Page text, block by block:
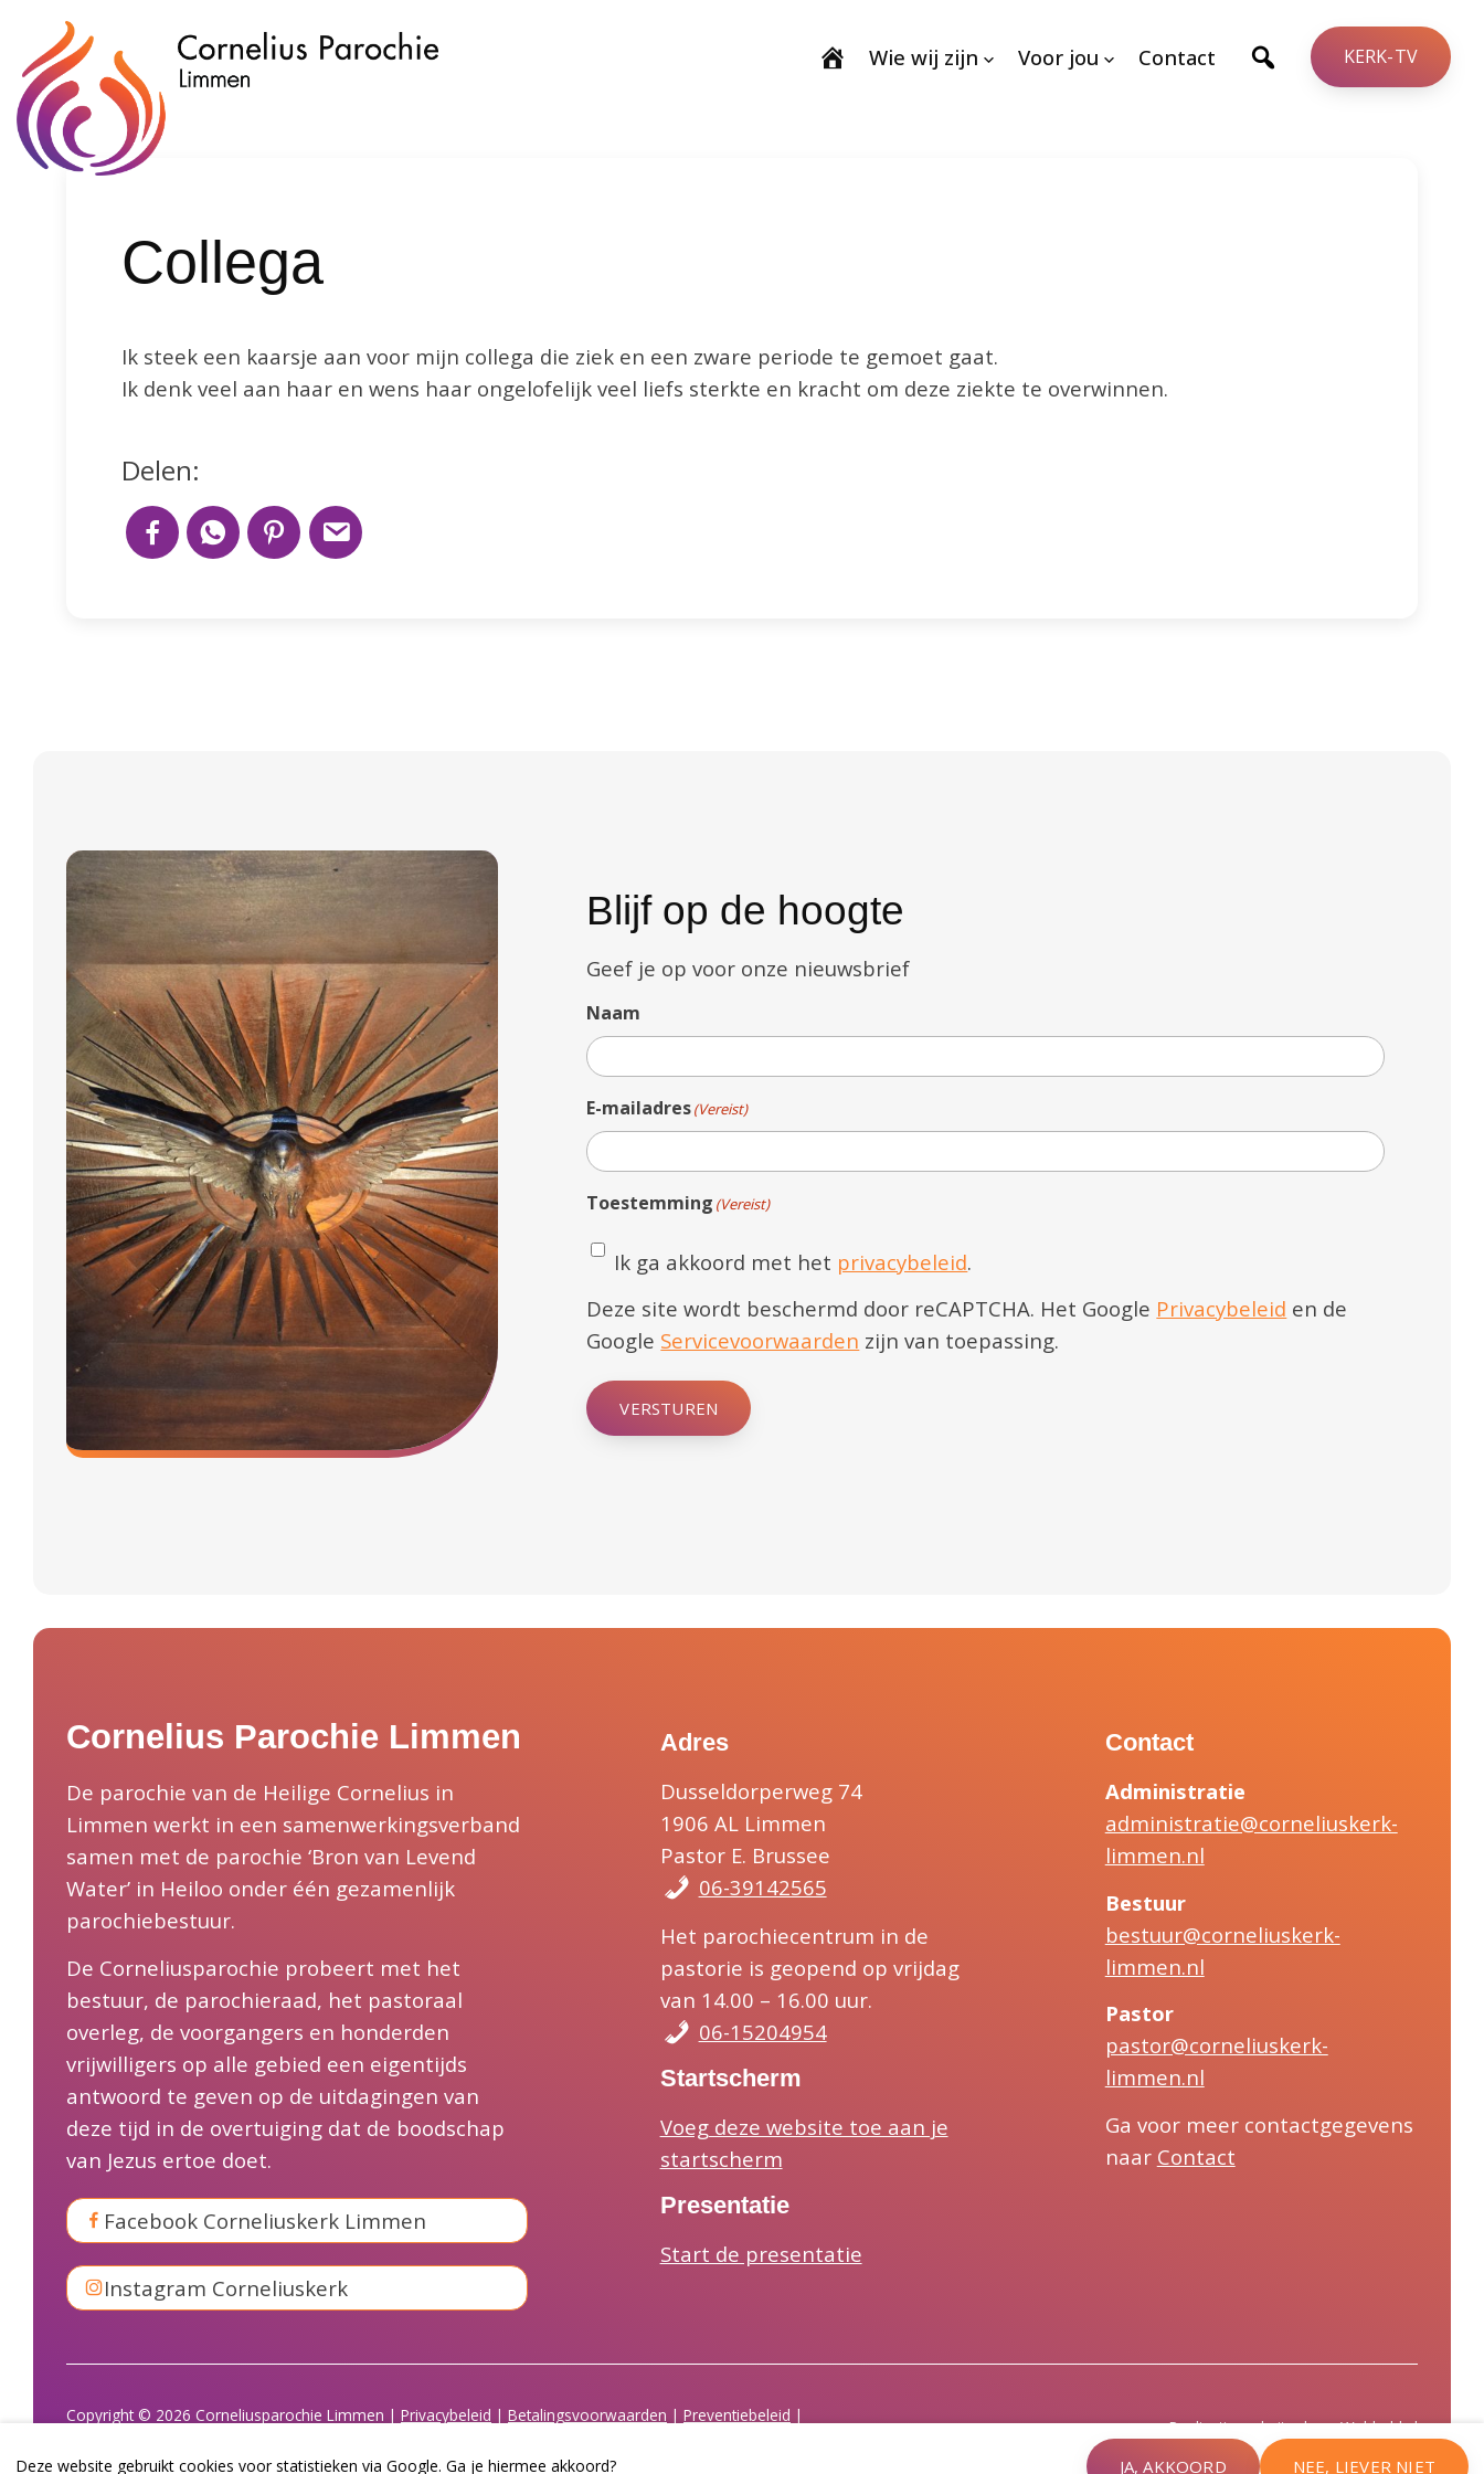
Wie wij zijn Voor jou Contact KERK-TV
Collega
Ik steek een kaarsje aan voor mijn collega die ziek en een zware periode te gemoet gaat.
Ik denk veel aan haar en wens haar ongelofelijk veel liefs sterkte en kracht om deze ziekte te overwinnen.
Delen:
Blijf op de hoogte
Geef je op voor onze nieuwsbrief
Naam
E-mailadres(Vereist)
Toestemming (Vereist)
Ik ga akkoord met het privacybeleid.
Deze site wordt beschermd door reCAPTCHA. Het Google Privacybeleid en de
Google Servicevoorwaarden zijn van toepassing.
VERSTUREN
Cornelius Parochie Limmen
De parochie van de Heilige Cornelius in
Limmen werkt in een samenwerkingsverband
samen met de parochie ‘Bron van Levend
Water’ in Heiloo onder één gezamenlijk
parochiebestuur.
De Corneliusparochie probeert met het
bestuur, de parochieraad, het pastoraal
overleg, de voorgangers en honderden
vrijwilligers op alle gebied een eigentijds
antwoord te geven op de uitdagingen van
deze tijd in de overtuiging dat de boodschap
van Jezus ertoe doet.
Facebook Corneliuskerk Limmen
Instagram Corneliuskerk
Adres
Dusseldorperweg 74
1906 AL Limmen
Pastor E. Brussee
06-39142565
Het parochiecentrum in de
pastorie is geopend op vrijdag
van 14.00 – 16.00 uur.
06-15204954
Startscherm
Voeg deze website toe aan je
startscherm
Presentatie
Start de presentatie
Contact
Administratie
administratie@corneliuskerk-
limmen.nl
Bestuur
bestuur@corneliuskerk-
limmen.nl
Pastor
pastor@corneliuskerk-
limmen.nl
Ga voor meer contactgegevens
naar Contact
Copyright © 2026 Corneliusparochie Limmen | Privacybeleid | Betalingsvoorwaarden | Preventiebeleid |
Realisatie website door:Webheld.nl
Deze website gebruikt cookies voor statistieken via Google. Ga je hiermee akkoord?
JA, AKKOORD NEE, LIEVER NIET